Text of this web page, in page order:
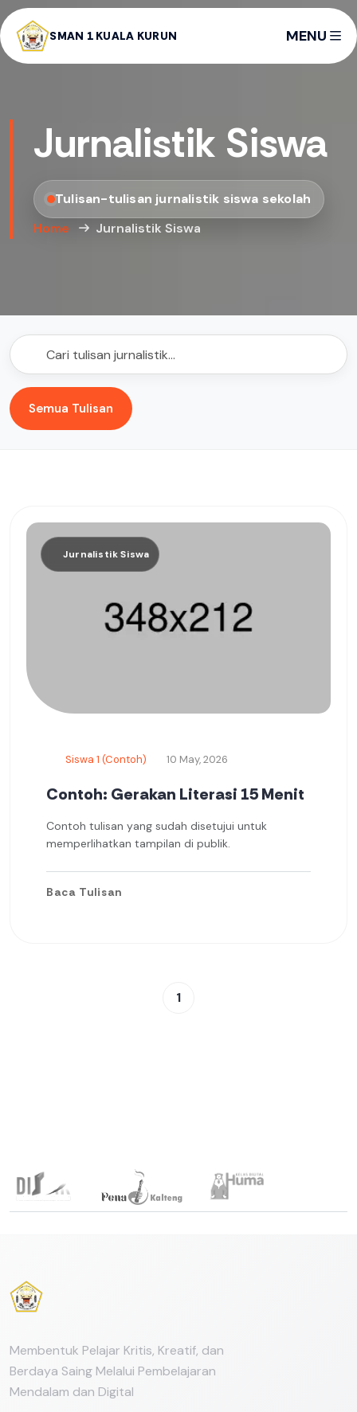
SMAN 1 KUALA KURUN MENU
Jurnalistik Siswa
Tulisan-tulisan jurnalistik siswa sekolah
Home
Jurnalistik Siswa
Semua Tulisan
Jurnalistik Siswa
Siswa 1 (Contoh) 10 May, 2026
Contoh: Gerakan Literasi 15 Menit
Contoh tulisan yang sudah disetujui untuk
memperlihatkan tampilan di publik.
Baca Tulisan
1
Membentuk Pelajar Kritis, Kreatif, dan
Berdaya Saing Melalui Pembelajaran
Mendalam dan Digital